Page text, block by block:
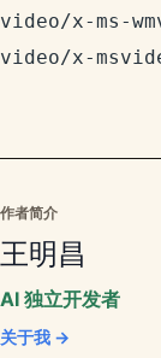
video/x-
作者简介
王明昌
AI 独立开发者
关于我 →